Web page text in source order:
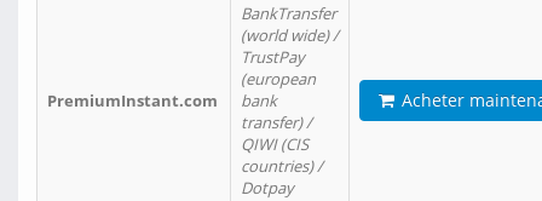
PremiumInstant.com
BankTransfer
(world wide) /
TrustPay
(european
bank
transfer) /
QIWI (CIS
countries) /
Dotpay
Acheter